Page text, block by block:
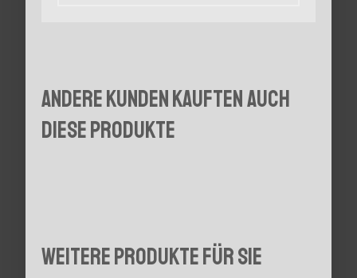
Andere Kunden kauften auch
diese Produkte
Weitere Produkte für Sie